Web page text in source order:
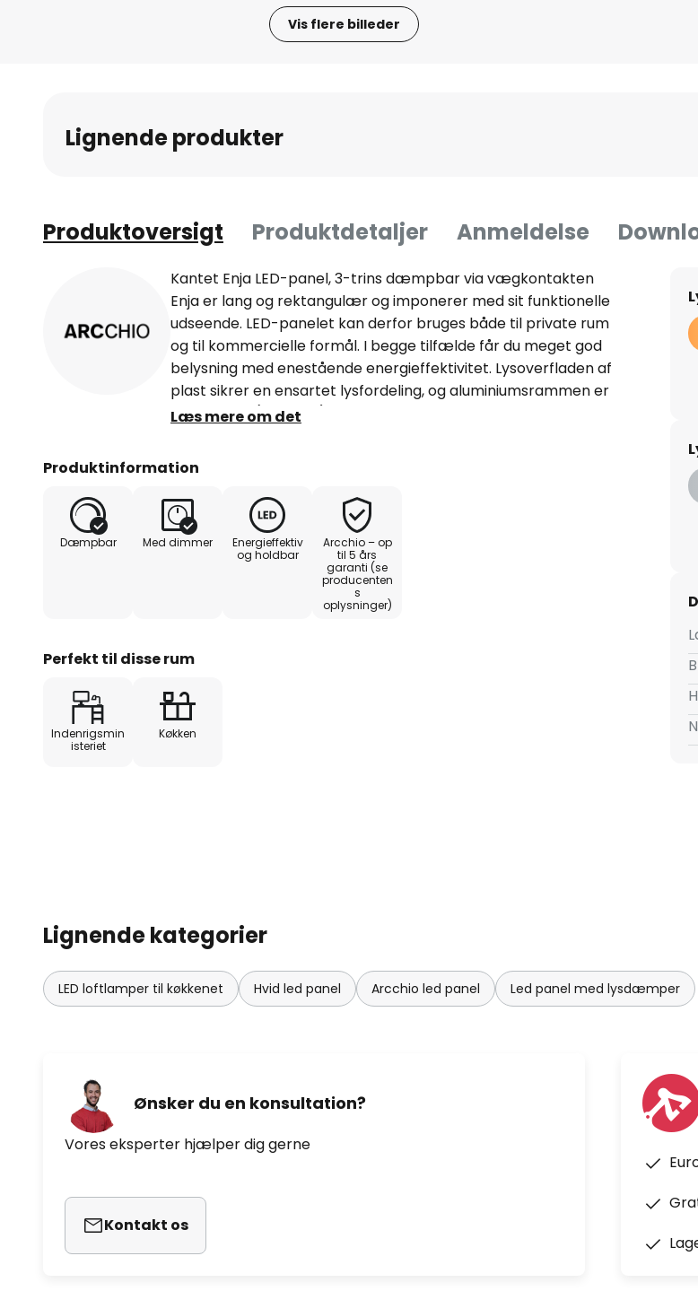
Vis flere billeder
billedgalleriet
Lignende produkter
Produktoversigt Produktdetaljer Anmeldelse
Kantet Enja LED-panel, 3-trins dæmpbar via vægkontakten
Enja er lang og rektangulær og imponerer med sit funktionelle
udseende. LED-panelet kan derfor bruges både til private rum
og til kommercielle formål. I begge tilfælde får du meget god
belysning med enestående energieffektivitet. Lysoverfladen af
plast sikrer en ensartet lysfordeling, og aluminiumsrammen er
hvidlakeret (RAL 9016). LED-panelet kan også dæmpes i 3 trin
skrueløs hurtigkoblingsterminal af høj kvalitet (holdbar, sikker
Læs mere om det
Produktinformation
Dæmpbar Med dimmer
Energieffektiv
og holdbar
Arcchio – op
til 5 års
garanti (se
producenten
s
oplysninger)
Perfekt til disse rum
Indenrigsmin
isteriet
Køkken
Lignende kategorier
LED loftlamper til køkkenet Hvid led panel Arcchio led panel Led panel med lysdæmper
Ønsker du en konsultation?
Vores eksperter hjælper dig gerne
Kontakt os